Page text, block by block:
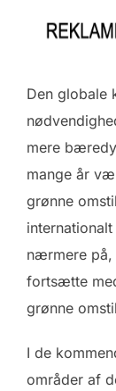
Den globale
mere
mange år
grønne
nærmere på,
fortsætte
grønne
I de
områder af